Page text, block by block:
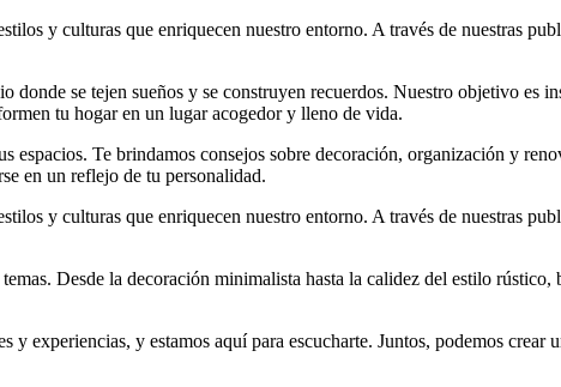
y culturas que enriquecen nuestro entorno. A través de nuestras
se tejen sueños y se construyen recuerdos. Nuestro objetivo es
tu hogar en un lugar acogedor y lleno de vida.
Te brindamos consejos sobre decoración, organización y
en un reflejo de tu personalidad.
y culturas que enriquecen nuestro entorno. A través de nuestras
Desde la decoración minimalista hasta la calidez del estilo rústico,
experiencias, y estamos aquí para escucharte. Juntos, podemos crear